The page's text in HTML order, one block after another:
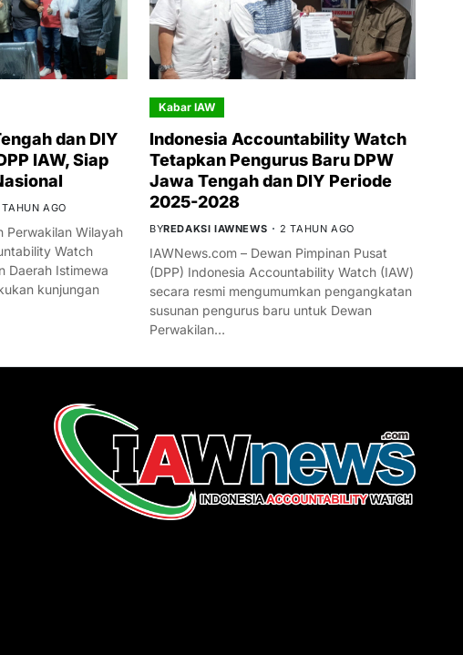
dan DIY
IAW, Siap
AGO
Perwakilan Wilayah
Watch
Daerah Istimewa
kunjungan
Kabar IAW
Indonesia Accountability Watch
Tetapkan Pengurus Baru DPW
Jawa Tengah dan DIY Periode
2025-2028
BYREDAKSI IAWNEWS 2 TAHUN AGO
IAWNews.com – Dewan Pimpinan Pusat
(DPP) Indonesia Accountability Watch (IAW)
secara resmi mengumumkan pengangkatan
susunan pengurus baru untuk Dewan
Perwakilan…